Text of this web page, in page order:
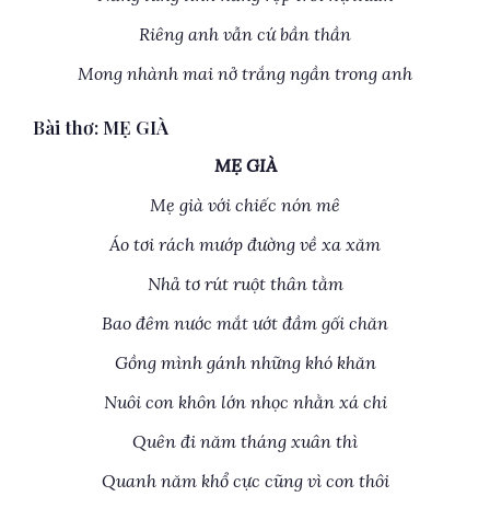
Riêng anh vẫn cứ bần thần
Mong nhành mai nở trắng ngần trong anh
Bài thơ: MẸ GIÀ
MẸ GIÀ
Mẹ già với chiếc nón mê
Áo tơi rách mướp đường về xa xăm
Nhả tơ rút ruột thân tằm
Bao đêm nước mắt ướt đầm gối chăn
Gồng mình gánh những khó khăn
Nuôi con khôn lớn nhọc nhằn xá chi
Quên đi năm tháng xuân thì
Quanh năm khổ cực cũng vì con thôi